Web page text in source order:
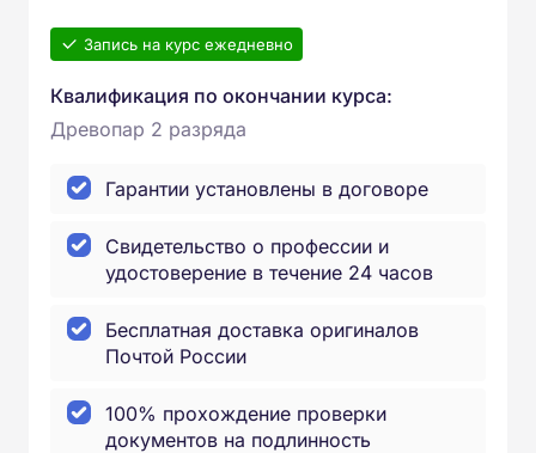
Запись на курс ежедневно
Квалификация по окончании курса:
Древопар 2 разряда
Гарантии установлены в договоре
Свидетельство о профессии и
удостоверение в течение 24 часов
Бесплатная доставка оригиналов
Почтой России
100% прохождение проверки
документов на подлинность